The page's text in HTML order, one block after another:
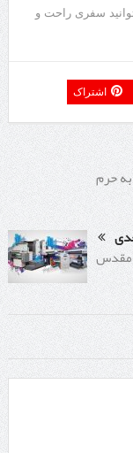
سفری راحت و
اشتراک
حرم
مقدس